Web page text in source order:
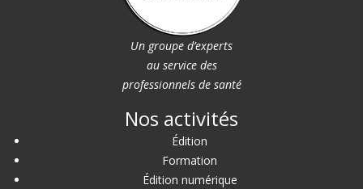
Un groupe d’experts
au service des
professionnels de santé
Nos activités
Édition
Formation
Édition numérique